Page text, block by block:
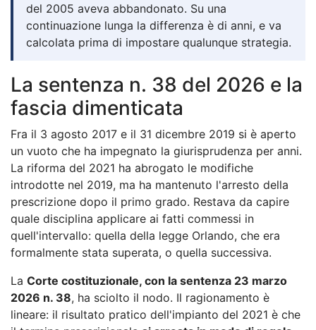
del 2005 aveva abbandonato. Su una
continuazione lunga la differenza è di anni, e va
calcolata prima di impostare qualunque strategia.
La sentenza n. 38 del 2026 e la
fascia dimenticata
Fra il 3 agosto 2017 e il 31 dicembre 2019 si è aperto
un vuoto che ha impegnato la giurisprudenza per anni.
La riforma del 2021 ha abrogato le modifiche
introdotte nel 2019, ma ha mantenuto l'arresto della
prescrizione dopo il primo grado. Restava da capire
quale disciplina applicare ai fatti commessi in
quell'intervallo: quella della legge Orlando, che era
formalmente stata superata, o quella successiva.
La Corte costituzionale, con la sentenza 23 marzo
2026 n. 38, ha sciolto il nodo. Il ragionamento è
lineare: il risultato pratico dell'impianto del 2021 è che